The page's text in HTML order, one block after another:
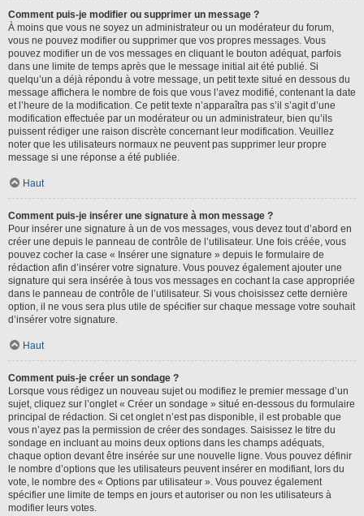
Comment puis-je modifier ou supprimer un message ?
À moins que vous ne soyez un administrateur ou un modérateur du forum,
vous ne pouvez modifier ou supprimer que vos propres messages. Vous
pouvez modifier un de vos messages en cliquant le bouton adéquat, parfois
dans une limite de temps après que le message initial ait été publié. Si
quelqu’un a déjà répondu à votre message, un petit texte situé en dessous du
message affichera le nombre de fois que vous l’avez modifié, contenant la date
et l’heure de la modification. Ce petit texte n’apparaîtra pas s’il s’agit d’une
modification effectuée par un modérateur ou un administrateur, bien qu’ils
puissent rédiger une raison discrète concernant leur modification. Veuillez
noter que les utilisateurs normaux ne peuvent pas supprimer leur propre
message si une réponse a été publiée.
Haut
Comment puis-je insérer une signature à mon message ?
Pour insérer une signature à un de vos messages, vous devez tout d’abord en
créer une depuis le panneau de contrôle de l’utilisateur. Une fois créée, vous
pouvez cocher la case « Insérer une signature » depuis le formulaire de
rédaction afin d’insérer votre signature. Vous pouvez également ajouter une
signature qui sera insérée à tous vos messages en cochant la case appropriée
dans le panneau de contrôle de l’utilisateur. Si vous choisissez cette dernière
option, il ne vous sera plus utile de spécifier sur chaque message votre souhait
d’insérer votre signature.
Haut
Comment puis-je créer un sondage ?
Lorsque vous rédigez un nouveau sujet ou modifiez le premier message d’un
sujet, cliquez sur l’onglet « Créer un sondage » situé en-dessous du formulaire
principal de rédaction. Si cet onglet n’est pas disponible, il est probable que
vous n’ayez pas la permission de créer des sondages. Saisissez le titre du
sondage en incluant au moins deux options dans les champs adéquats,
chaque option devant être insérée sur une nouvelle ligne. Vous pouvez définir
le nombre d’options que les utilisateurs peuvent insérer en modifiant, lors du
vote, le nombre des « Options par utilisateur ». Vous pouvez également
spécifier une limite de temps en jours et autoriser ou non les utilisateurs à
modifier leurs votes.